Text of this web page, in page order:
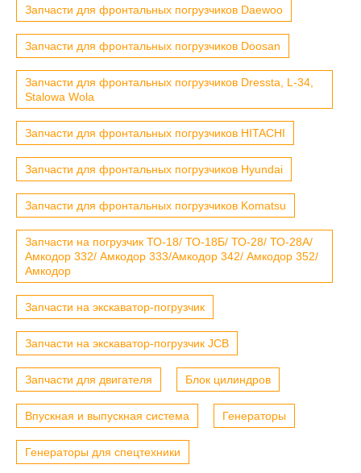
Запчасти для фронтальных погрузчиков Daewoo
Запчасти для фронтальных погрузчиков Doosan
Запчасти для фронтальных погрузчиков Dressta, L-34,
Stalowa Wola
Запчасти для фронтальных погрузчиков HITACHI
Запчасти для фронтальных погрузчиков Hyundai
Запчасти для фронтальных погрузчиков Komatsu
Запчасти на погрузчик ТО-18/ ТО-18Б/ ТО-28/ ТО-28А/
Амкодор 332/ Амкодор 333/Амкодор 342/ Амкодор 352/
Амкодор
Запчасти на экскаватор-погрузчик
Запчасти на экскаватор-погрузчик JCB
Запчасти для двигателя Блок цилиндров
Впускная и выпускная система Генераторы
Генераторы для спецтехники